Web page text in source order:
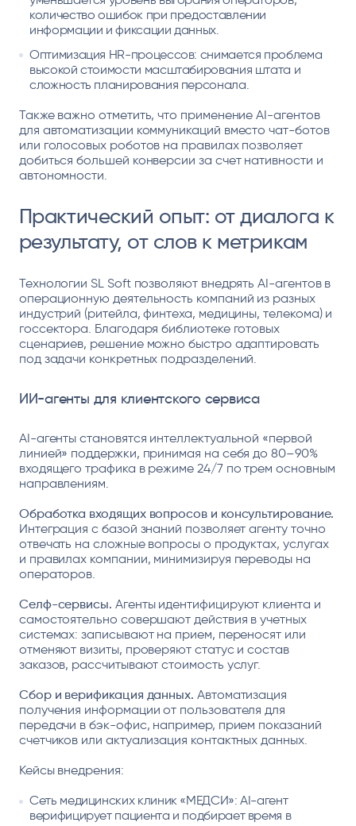
количество ошибок при предоставлении
информации и фиксации данных.
Оптимизация HR-процессов: снимается проблема
высокой стоимости масштабирования штата и
сложность планирования персонала.
Также важно отметить, что применение AI-агентов
для автоматизации коммуникаций вместо чат-ботов
или голосовых роботов на правилах позволяет
добиться большей конверсии за счет нативности и
автономности.
Практический опыт: от диалога к
результату, от слов к метрикам
Технологии SL Soft позволяют внедрять AI-агентов в
операционную деятельность компаний из разных
индустрий (ритейла, финтеха, медицины, телекома) и
госсектора. Благодаря библиотеке готовых
сценариев, решение можно быстро адаптировать
под задачи конкретных подразделений.
ИИ-агенты для клиентского сервиса
AI-агенты становятся интеллектуальной «первой
линией» поддержки, принимая на себя до 80–90%
входящего трафика в режиме 24/7 по трем основным
направлениям.
Обработка входящих вопросов и консультирование.
Интеграция с базой знаний позволяет агенту точно
отвечать на сложные вопросы о продуктах, услугах
и правилах компании, минимизируя переводы на
операторов.
Селф-сервисы. Агенты идентифицируют клиента и
самостоятельно совершают действия в учетных
системах: записывают на прием, переносят или
отменяют визиты, проверяют статус и состав
заказов, рассчитывают стоимость услуг.
Сбор и верификация данных. Автоматизация
получения информации от пользователя для
передачи в бэк-офис, например, прием показаний
счетчиков или актуализация контактных данных.
Кейсы внедрения:
Сеть медицинских клиник «МЕДСИ»: AI-агент
верифицирует пациента и подбирает время в